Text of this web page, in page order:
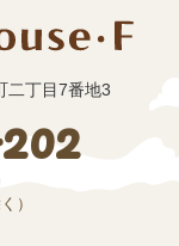
二丁目7番地3
）